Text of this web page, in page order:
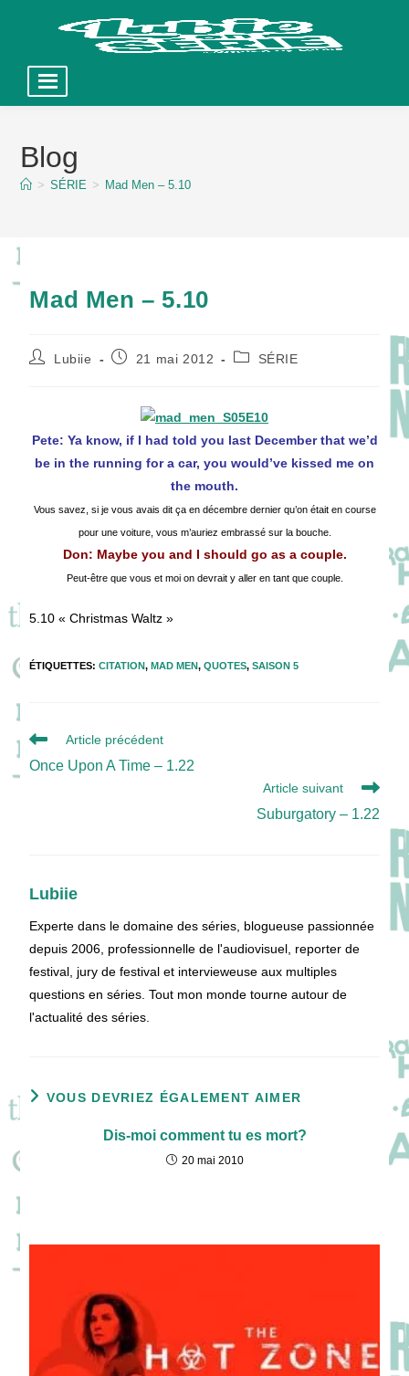
contentBlog
> SÉRIE > Mad Men – 5.10
Mad Men – 5.10
Auteur/autrice
Lubiie
Publication
21 mai 2012
PostSÉRIE
Pete: Ya know, if I had told you last December that we’d
be in the running for a car, you would’ve kissed me on
the mouth.
Vous savez, si je vous avais dit ça en décembre dernier qu’on était en course
pour une voiture, vous m’auriez embrassé sur la bouche.
Don: Maybe you and I should go as a couple.
Peut-être que vous et moi on devrait y aller en tant que couple.
5.10 « Christmas Waltz »
ÉTIQUETTES:CITATION, MAD MEN, QUOTES, SAISON 5
Read
articles
Article précédent
Once Upon A Time – 1.22
Article suivant
Suburgatory – 1.22
Lubiie
Experte dans le domaine des séries, blogueuse passionnée
depuis 2006, professionnelle de l'audiovisuel, reporter de
festival, jury de festival et intervieweuse aux multiples
questions en séries. Tout mon monde tourne autour de
l'actualité des séries.
VOUS DEVRIEZ ÉGALEMENT AIMER
Dis-moi comment tu es mort?
20 mai 2010